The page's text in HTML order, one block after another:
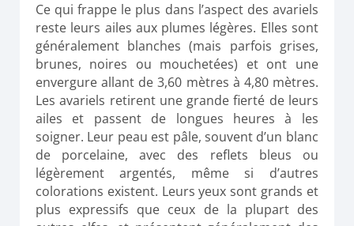
Ce qui frappe le plus dans l’aspect des avariels
reste leurs ailes aux plumes légères. Elles sont
généralement blanches (mais parfois grises,
brunes, noires ou mouchetées) et ont une
envergure allant de 3,60 mètres à 4,80 mètres.
Les avariels retirent une grande fierté de leurs
ailes et passent de longues heures à les
soigner. Leur peau est pâle, souvent d’un blanc
de porcelaine, avec des reflets bleus ou
légèrement argentés, même si d’autres
colorations existent. Leurs yeux sont grands et
plus expressifs que ceux de la plupart des